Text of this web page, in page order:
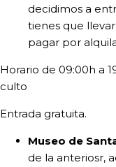
decidimos a
tienes que
pagar por
Horario de 09:00h a
culto
Entrada gratuita.
Museo de
de la anteriosr,